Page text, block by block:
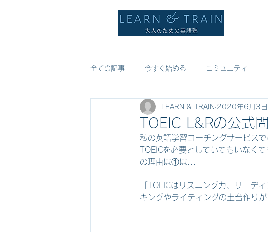
全ての記事 今すぐ始める コミュニティ
TOEIC L&Rの公式
LEARN & TRAIN 2020年6月3日
私の英語学習コーチングサービス
TOEICを必要としていてもいなく
の理由は①は...
「TOEICはリスニング力、リーデ
キングやライティングの土台作りが